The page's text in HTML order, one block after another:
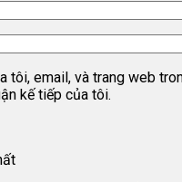
tôi, email, và trang web
kế tiếp của tôi.